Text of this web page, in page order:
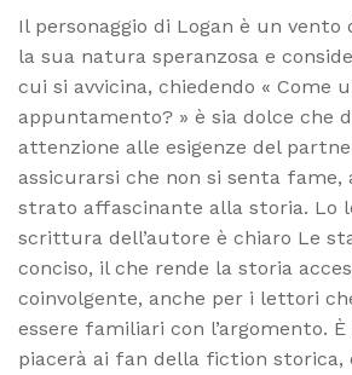
Il personaggio di Logan è un vento
la sua natura speranzosa e
cui si avvicina, chiedendo « Come
appuntamento? » è sia dolce che
attenzione alle esigenze del
assicurarsi che non si senta fame,
strato affascinante alla storia. Lo
scrittura dell’autore è chiaro Le
conciso, il che rende la storia
coinvolgente, anche per i lettori
essere familiari con l’argomento.
piacerà ai fan della fiction storica,